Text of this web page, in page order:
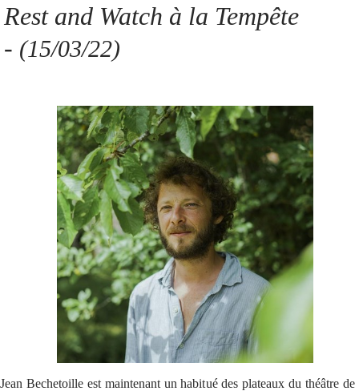
Kiosque
Se connecter
Rest and Watch à la Tempête
- (15/03/22)
Jean Bechetoille est maintenant un habitué des plateaux du théâtre de